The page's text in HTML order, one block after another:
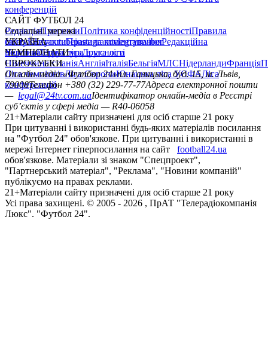
конференцій
САЙТ ФУТБОЛ 24
РедакціяПрогнозиПолітика конфіденційностіПравила
сайтуКонтактиПравила коментуванняРедакційна
політикаСтруктура власності
Соціальні мережі
facebookxyoutubeinstagramtelegramviber
УКРАЇНА
УкраїнаПерша лігаДруга ліга
ЧЕМПІОНАТИ
НімеччинаІспаніяАнгліяІталіяБельгіяМЛСНідерландиФранція
ЄВРОКУБКИ
Ліга чемпіонівЛіга ЄвропиЮнацька ліга УЄФАЛіга
конференцій
Онлайн-медіа «Футбол 24»пл. Галицька, буд. 15, м. Львів,
79008Телефон +380 (32) 229-77-77Адреса електронної пошти
— legal@24tv.com.uaІдентифікатор онлайн-медіа в Реєстрі
суб’єктів у сфері медіа — R40-06058
21+Матеріали сайту призначені для осіб старше 21 року
При цитуванні і використанні будь-яких матеріалів посилання
на "Футбол 24" обов'язкове. При цитуванні і використанні в
мережі Інтернет гіперпосилання на сайт
football24.ua
обов'язкове. Матеріали зі знаком "Спецпроект",
"Партнерський матеріал", "Реклама", "Новини компаній"
публікуємо на правах реклами.
21+Матеріали сайту призначені для осіб старше 21 року
Усi права захищенi. © 2005 - 2026 , ПрАТ "Телерадіокомпанія
Люкс". "Футбол 24".